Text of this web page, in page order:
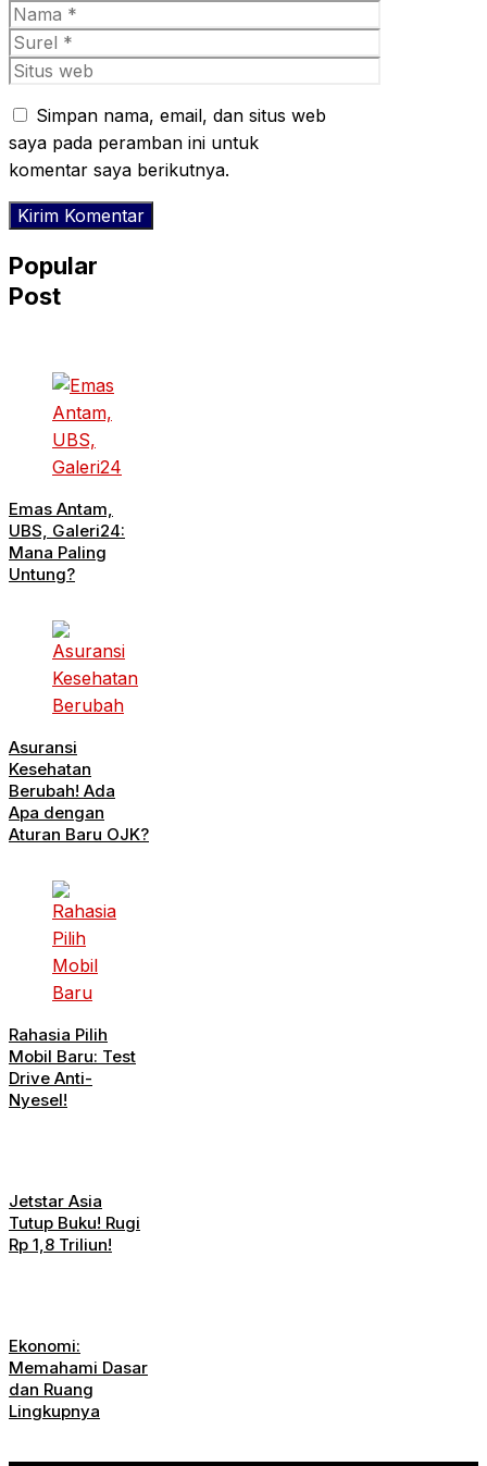
Nama
Surel
Situs
Simpan nama, email, dan situs web
saya pada peramban ini untuk
komentar saya berikutnya.
Popular
Post
Emas Antam,
UBS, Galeri24:
Mana Paling
Untung?
Asuransi
Kesehatan
Berubah! Ada
Apa dengan
Aturan Baru OJK?
Rahasia Pilih
Mobil Baru: Test
Drive Anti-
Nyesel!
Jetstar Asia
Tutup Buku! Rugi
Rp 1,8 Triliun!
Ekonomi:
Memahami Dasar
dan Ruang
Lingkupnya